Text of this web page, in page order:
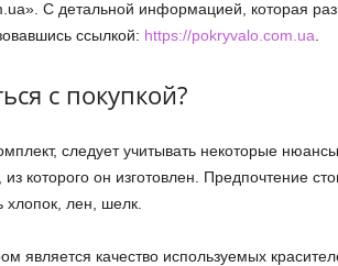
С детальной информацией, которая
ссылкой: https://pokryvalo.com.ua
с покупкой?
следует учитывать некоторые
которого он изготовлен. Предпочтение
лен, шелк.
является качество используемых